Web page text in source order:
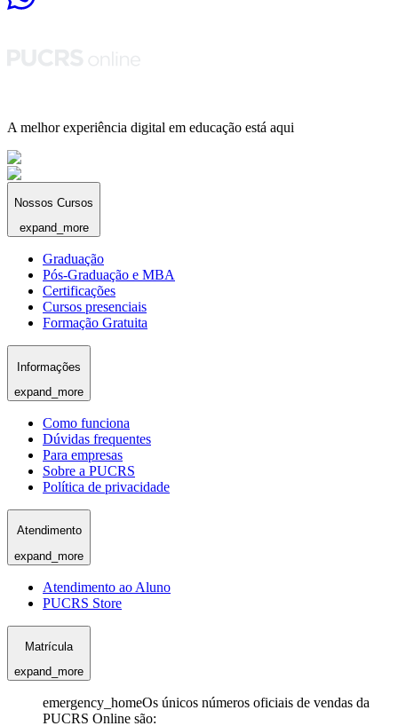
A melhor experiência digital em educação está aqui
Nossos Cursos
expand_more
Graduação
Pós-Graduação e MBA
Certificações
Cursos presenciais
Formação Gratuita
Informações
expand_more
Como funciona
Dúvidas frequentes
Para empresas
Sobre a PUCRS
Política de privacidade
Atendimento
expand_more
Atendimento ao Aluno
PUCRS Store
Matrícula
expand_more
emergency_homeOs únicos números oficiais de vendas da
PUCRS Online são: